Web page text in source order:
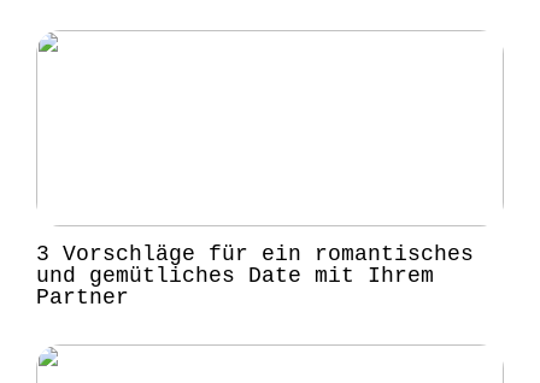
3 Vorschläge für ein romantisches
und gemütliches Date mit Ihrem
Partner